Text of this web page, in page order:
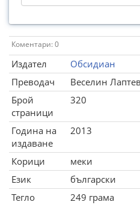
Коментари: 0
Издател
Обсидиан
Преводач
Веселин Лаптев
Брой
страници
320
Година на
издаване
2013
Корици
меки
Език
български
Тегло
249 грама